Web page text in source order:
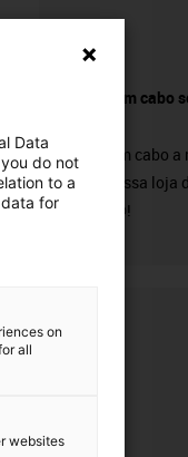
Comprar um cabo
Procura um cabo a
Visite a nossa loja
chainflex®!
Data
do not
to a
for
on
all
websites